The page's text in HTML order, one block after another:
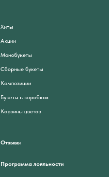
Хиты
Акции
Монобукеты
Сборные букеты
Композиции
Букеты в коробках
Корзины цветов
Отзывы
Программа лояльности